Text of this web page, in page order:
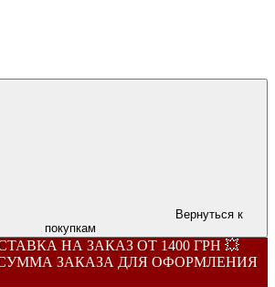
Вернуться к
покупкам
НА ЗАКАЗ ОТ 1400 ГРН 💥
ЗАКАЗА ДЛЯ ОФОРМЛЕНИЯ